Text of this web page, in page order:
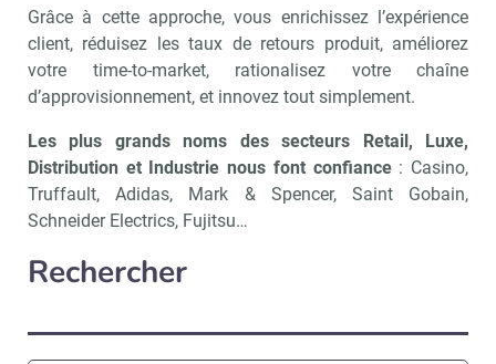
Grâce à cette approche, vous enrichissez l’expérience
client, réduisez les taux de retours produit, améliorez
votre time-to-market, rationalisez votre chaîne
d’approvisionnement, et innovez tout simplement.
Les plus grands noms des secteurs Retail, Luxe,
Distribution et Industrie nous font confiance: Casino,
Truffault, Adidas, Mark & Spencer, Saint Gobain,
Schneider Electrics, Fujitsu…
Rechercher